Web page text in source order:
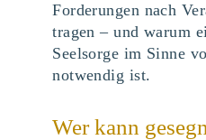
Forderungen nach
tragen – und warum
Seelsorge im Sinne
notwendig ist.
Wer kann